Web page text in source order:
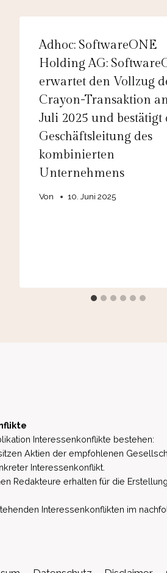
Adhoc: SoftwareONE
Holding AG:
erwartet den Vollzug
Crayon-Transaktion
Juli 2025 und bestätigt
Geschäftsleitung des
kombinierten
Unternehmens
Von 10. Juni 2025
Interessenkonflikte bestehen:
Aktien der empfohlenen
Interessenkonflikt.
Redakteure erhalten für die
Interessenkonflikten im